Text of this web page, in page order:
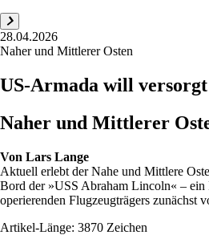
28.04.2026
Naher und Mittlerer Osten
US-Armada will
Naher und Mittlerer
Von Lars Lange
Aktuell erlebt der Nahe und Mittlere
Bord der »USS Abraham Lincoln« – ein
operierenden Flugzeugträgers zunächst
Artikel-Länge: 3870 Zeichen